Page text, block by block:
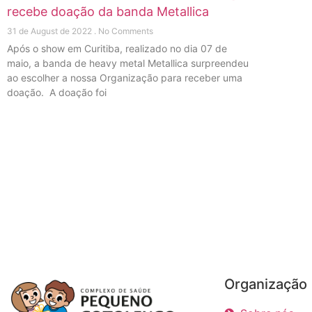
recebe doação da banda Metallica
31 de August de 2022 No Comments
Após o show em Curitiba, realizado no dia 07 de
maio, a banda de heavy metal Metallica surpreendeu
ao escolher a nossa Organização para receber uma
doação. A doação foi
Organização